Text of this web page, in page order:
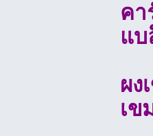
คา
แบ
ผง
เข